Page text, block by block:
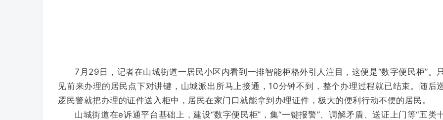
7月29日，记者在山城街道一居民小区内看到一排智能柜格外引人注目，这便是“数字便民柜”。
见前来办理的居民点下对讲键，山城派出所马上接通，10分钟不到，整个办理过程就已结束。随后
逻民警就把办理的证件送入柜中，居民在家门口就能拿到办理证件，极大的便利行动不便的居民。
山城街道在e诉通平台基础上，建设“数字便民柜”，集“一键报警”、调解矛盾、送证上门等“五类